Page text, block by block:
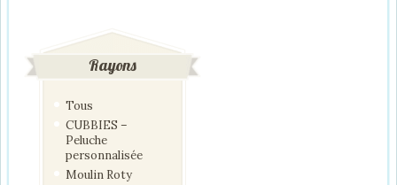
Rayons
Tous
CUBBIES –
Peluche
personnalisée
Moulin Roty